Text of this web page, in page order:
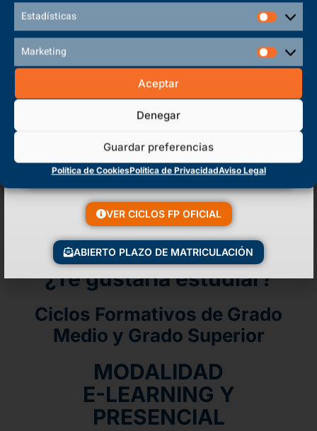
Estadísticas
Marketing
Aceptar
Denegar
Guardar preferencias
Política de CookiesPolítica de PrivacidadAviso Legal
¿Te gustaría estudiar?
Ciclos Formativos de Grado
Medio y Grado Superior
MODALIDAD
E-LEARNING Y
PRESENCIAL
VER CICLOS FP OFICIAL
ABIERTO PLAZO DE MATRICULACIÓN